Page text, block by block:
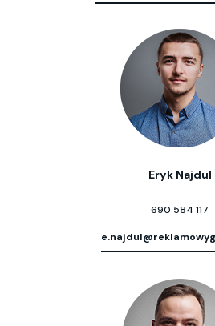
Eryk Najdul
690 584 117